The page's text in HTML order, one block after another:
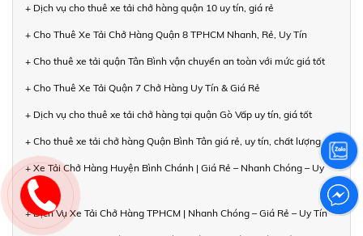
+ Dịch vụ cho thuê xe tải chở hàng quận 10 uy tín, giá rẻ
+ Cho Thuê Xe Tải Chở Hàng Quận 8 TPHCM Nhanh, Rẻ, Uy Tín
+ Cho thuê xe tải quận Tân Bình vận chuyển an toàn với mức giá tốt
+ Cho Thuê Xe Tải Quận 7 Chở Hàng Uy Tín & Giá Rẻ
+ Dịch vụ cho thuê xe tải chở hàng tại quận Gò Vấp uy tín, giá tốt
+ Cho thuê xe tải chở hàng Quận Bình Tân giá rẻ, uy tín, chất lượng
+ Xe Tải Chở Hàng Huyện Bình Chánh | Giá Rẻ – Nhanh Chóng – Uy
Tín
+ Dịch Vụ Xe Tải Chở Hàng TPHCM | Nhanh Chóng – Giá Rẻ – Uy Tín